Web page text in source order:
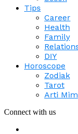
Tips
Career
Health
Family
DIY
Horoscope
Zodiak
Tarot
Arti
Connect with us